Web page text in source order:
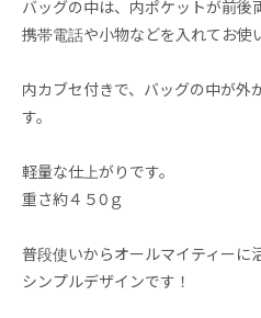
バッグの中は、内ポケットが前後
携帯電話や小物などを入れてお使
内カブセ付きで、バッグの中が外
す。
軽量な仕上がりです。
重さ約４５0ｇ
普段使いからオールマイティーに
シンプルデザインです！